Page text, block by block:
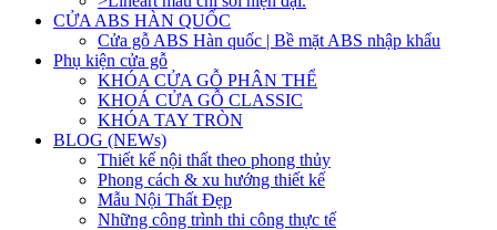
CỬA ABS HÀN QUỐC
Cửa gỗ ABS Hàn quốc | Bề mặt ABS nhập khẩu
Phụ kiện cửa gỗ
KHÓA CỬA GỖ PHÂN THỂ
KHOÁ CỬA GỖ CLASSIC
KHÓA TAY TRÒN
BLOG (NEWs)
Thiết kế nội thất theo phong thủy
Phong cách & xu hướng thiết kế
Mẫu Nội Thất Đẹp
Những công trình thi công thực tế